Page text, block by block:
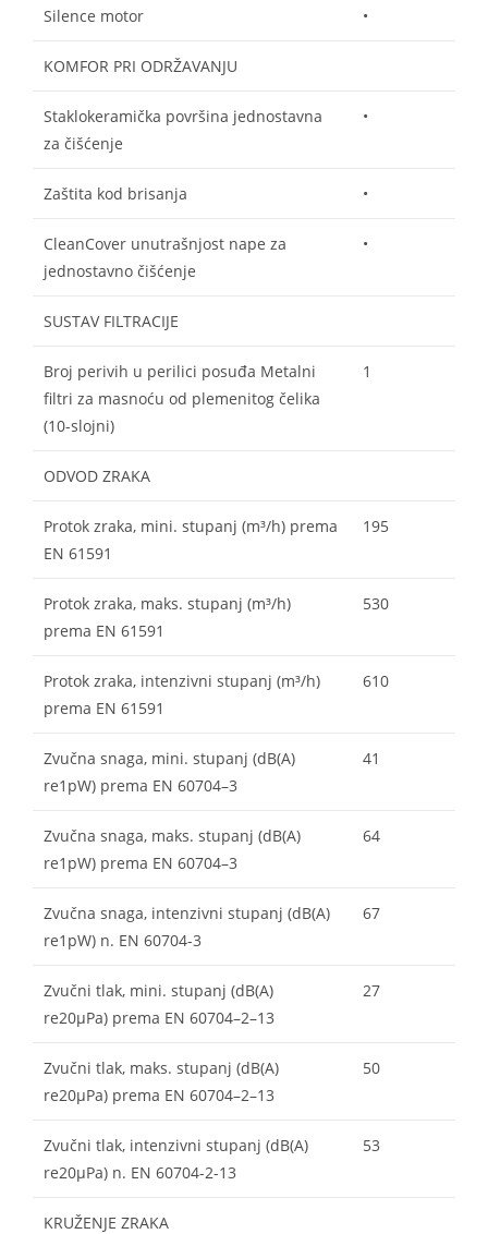
Silence motor •
KOMFOR PRI ODRŽAVANJU
Staklokeramička površina jednostavna
za čišćenje
•
Zaštita kod brisanja •
CleanCover unutrašnjost nape za
jednostavno čišćenje
•
SUSTAV FILTRACIJE
Broj perivih u perilici posuđa Metalni
filtri za masnoću od plemenitog čelika
(10-slojni)
1
ODVOD ZRAKA
Protok zraka, mini. stupanj (m³/h) prema
EN 61591
195
Protok zraka, maks. stupanj (m³/h)
prema EN 61591
530
Protok zraka, intenzivni stupanj (m³/h)
prema EN 61591
610
Zvučna snaga, mini. stupanj (dB(A)
re1pW) prema EN 60704–3
41
Zvučna snaga, maks. stupanj (dB(A)
re1pW) prema EN 60704–3
64
Zvučna snaga, intenzivni stupanj (dB(A)
re1pW) n. EN 60704-3
67
Zvučni tlak, mini. stupanj (dB(A)
re20µPa) prema EN 60704–2–13
27
Zvučni tlak, maks. stupanj (dB(A)
re20µPa) prema EN 60704–2–13
50
Zvučni tlak, intenzivni stupanj (dB(A)
re20µPa) n. EN 60704-2-13
53
KRUŽENJE ZRAKA